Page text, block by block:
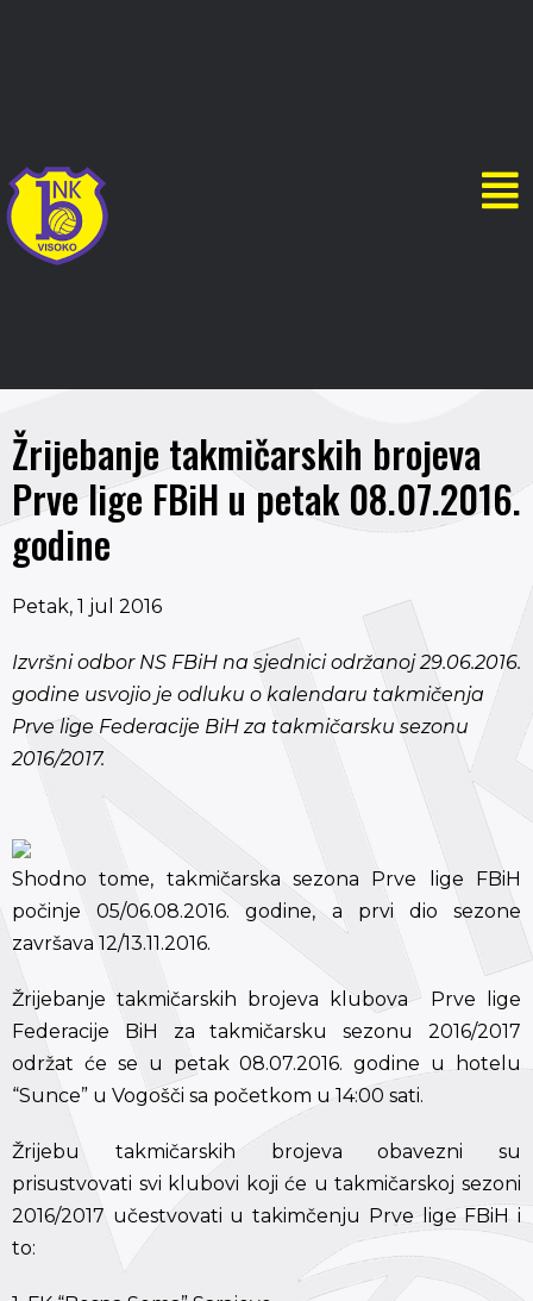
Žrijebanje takmičarskih brojeva
Prve lige FBiH u petak 08.07.2016.
godine
Petak, 1 jul 2016
Izvršni odbor NS FBiH na sjednici održanoj 29.06.2016.
godine usvojio je odluku o kalendaru takmičenja
Prve lige Federacije BiH za takmičarsku sezonu
2016/2017.
Shodno tome, takmičarska sezona Prve lige FBiH
počinje 05/06.08.2016. godine, a prvi dio sezone
završava 12/13.11.2016.
Žrijebanje takmičarskih brojeva klubova Prve lige
Federacije BiH za takmičarsku sezonu 2016/2017
održat će se u petak 08.07.2016. godine u hotelu
“Sunce” u Vogošči sa početkom u 14:00 sati.
Žrijebu takmičarskih brojeva obavezni su
prisustvovati svi klubovi koji će u takmičarskoj sezoni
2016/2017 učestvovati u takimčenju Prve lige FBiH i
to: